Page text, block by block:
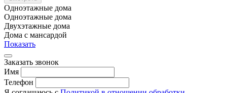
Одноэтажные дома
Одноэтажные дома
Двухэтажные дома
Дома с мансардой
Показать
Заказать звонок
Имя
Телефон